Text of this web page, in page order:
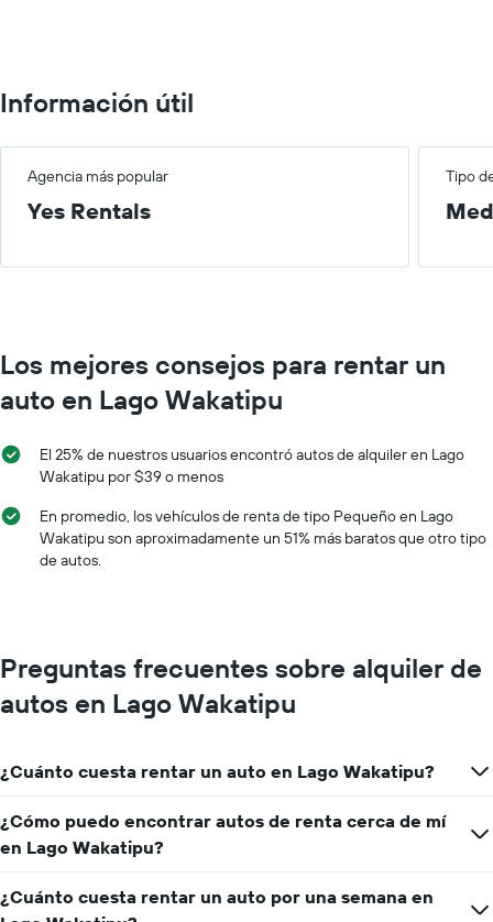
Información útil
Agencia más popular Tipo
Yes Rentals
Los mejores consejos para rentar un
auto en Lago Wakatipu
El 25% de nuestros usuarios encontró autos de alquiler en Lago
Wakatipu por $39 o menos
En promedio, los vehículos de renta de tipo Pequeño en Lago
Wakatipu son aproximadamente un 51% más baratos que otro tipo
de autos.
Preguntas frecuentes sobre alquiler de
autos en Lago Wakatipu
¿Cuánto cuesta rentar un auto en Lago Wakatipu?
¿Cómo puedo encontrar autos de renta cerca de mí
en Lago Wakatipu?
¿Cuánto cuesta rentar un auto por una semana en